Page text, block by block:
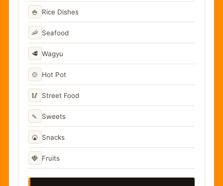
🍚 Rice Dishes
🦐 Seafood
🥩 Wagyu
🍲 Hot Pot
🥢 Street Food
🍡 Sweets
🍘 Snacks
🍓 Fruits